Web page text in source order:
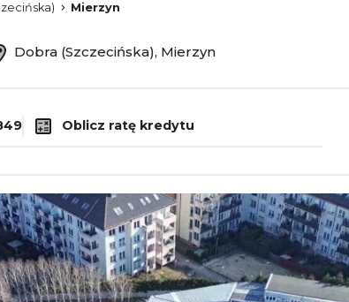
Mierzyn
Dobra (Szczecińska), Mierzyn
Oblicz ratę kredytu